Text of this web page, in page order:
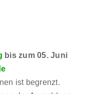
bis zum 05. Juni
ist begrenzt.